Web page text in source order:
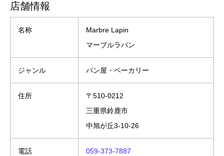
店舗情報
名称
Marbre Lapin
マーブルラパン
ジャンル パン屋・ベーカリー
住所
〒510-0212
三重県鈴鹿市
中旭が丘3-10-26
電話 059-373-7887